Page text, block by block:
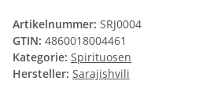
Artikelnummer: SRJ0004
GTIN: 4860018004461
Kategorie: Spirituosen
Hersteller: Sarajishvili